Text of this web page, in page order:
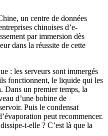
un centre de données
chinoises d’e-
par immersion dès
dans la réussite de cette
: les serveurs sont immergés
fonctionnent, le liquide qui les
Dans un premier temps, la
d’une bobine de
Puis le condensat
peut recommencer.
t-elle ? C’est là que la